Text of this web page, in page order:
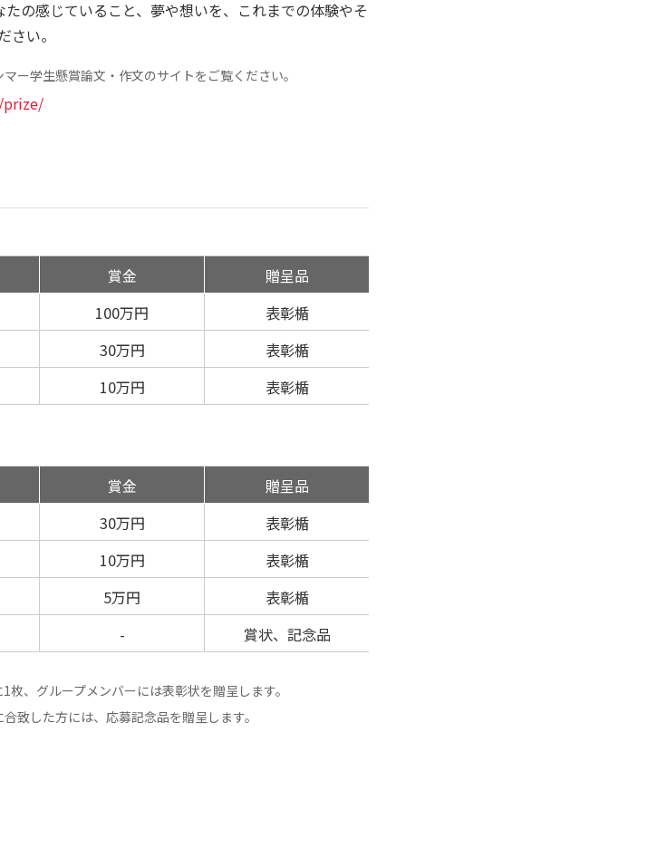
の感じていること、夢や想いを、これまでの体験やそ
い。
ー学生懸賞論文・作文のサイトをご覧ください。
prize/
賞金
贈呈品
100万円
表彰楯
30万円
表彰楯
10万円 表彰楯
賞金
贈呈品
30万円
表彰楯
10万円
表彰楯
5万円
表彰楯
- 賞状、記念品
、グループメンバーには表彰状を贈呈します。
致した方には、応募記念品を贈呈します。